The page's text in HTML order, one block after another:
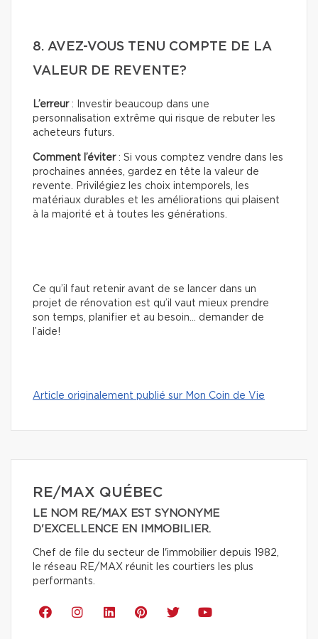
8. AVEZ-VOUS TENU COMPTE DE LA
VALEUR DE REVENTE?
L’erreur: Investir beaucoup dans une
personnalisation extrême qui risque de rebuter les
acheteurs futurs.
Comment l’éviter: Si vous comptez vendre dans les
prochaines années, gardez en tête la valeur de
revente. Privilégiez les choix intemporels, les
matériaux durables et les améliorations qui plaisent
à la majorité et à toutes les générations.
Ce qu’il faut retenir avant de se lancer dans un
projet de rénovation est qu’il vaut mieux prendre
son temps, planifier et au besoin… demander de
l’aide!
Article originalement publié sur Mon Coin de Vie
RE/MAX QUÉBEC
LE NOM RE/MAX EST SYNONYME
D'EXCELLENCE EN IMMOBILIER.
Chef de file du secteur de l'immobilier depuis 1982,
le réseau RE/MAX réunit les courtiers les plus
performants.